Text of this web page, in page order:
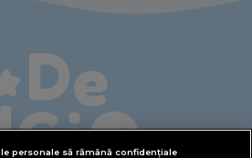
personale să rămână confidențiale